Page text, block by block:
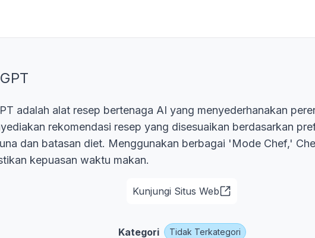
adalah alat resep bertenaga AI yang menyederhanakan
rekomendasi resep yang disesuaikan berdasarkan
dan batasan diet. Menggunakan berbagai 'Mode Chef,'
kepuasan waktu makan.
Kunjungi Situs Web
Kategori Tidak Terkategori